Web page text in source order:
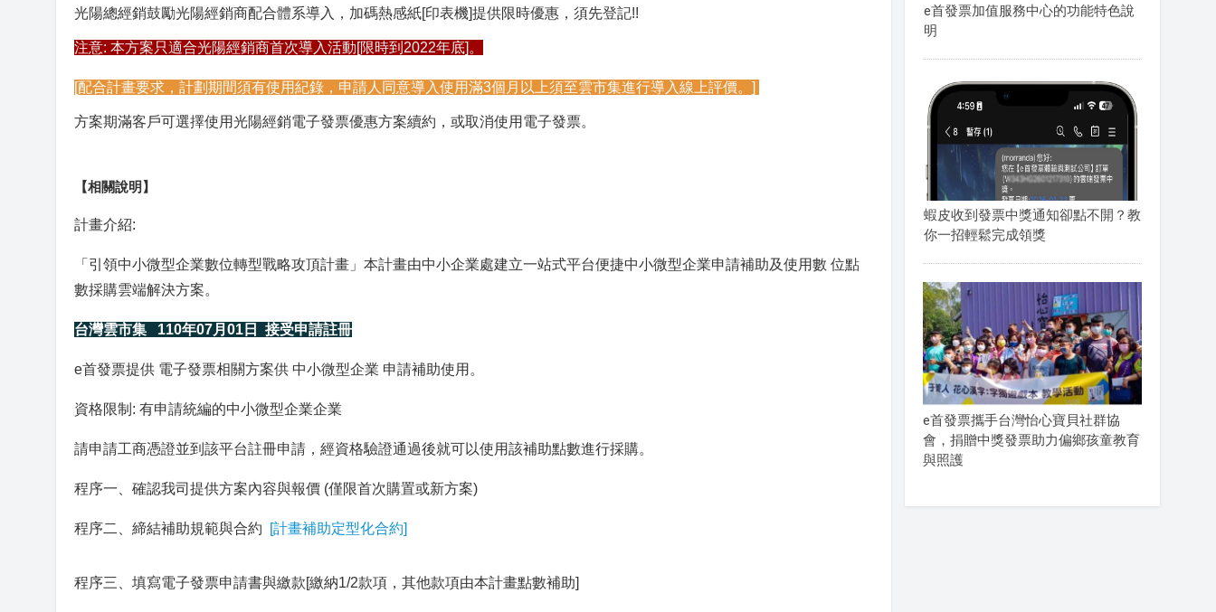
光陽總經銷鼓勵光陽經銷商配合體系導入，加碼熱感紙[印表機]提供限時優惠，須先登記!!
注意: 本方案只適合光陽經銷商首次導入活動[限時到2022年底]。
[配合計畫要求，計劃期間須有使用紀錄，申請人同意導入使用滿3個月以上須至雲市集進行導入線上評價。]
方案期滿客戶可選擇使用光陽經銷電子發票優惠方案續約，或取消使用電子發票。
【相關說明】
計畫介紹:
「引領中小微型企業數位轉型戰略攻頂計畫」本計畫由中小企業處建立一站式平台便捷中小微型企業申請補助及使用數 位點
數採購雲端解決方案。
台灣雲市集 110年07月01日 接受申請註冊
e首發票提供 電子發票相關方案供 中小微型企業 申請補助使用。
資格限制: 有申請統編的中小微型企業企業
請申請工商憑證並到該平台註冊申請，經資格驗證通過後就可以使用該補助點數進行採購。
程序一、確認我司提供方案內容與報價 (僅限首次購置或新方案)
程序二、締結補助規範與合約 [計畫補助定型化合約]
程序三、填寫電子發票申請書與繳款[繳納1/2款項，其他款項由本計畫點數補助]
e首發票加值服務中心的功能特色說
明
蝦皮收到發票中獎通知卻點不開？教
你一招輕鬆完成領獎
e首發票攜手台灣怡心寶貝社群協
會，捐贈中獎發票助力偏鄉孩童教育
與照護